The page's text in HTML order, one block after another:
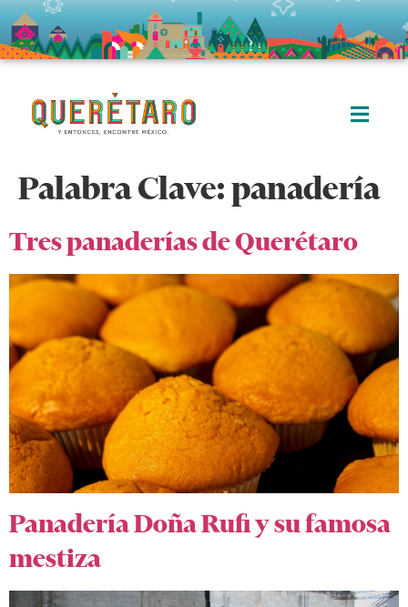
Palabra Clave:panadería
Tres panaderías de Querétaro
Panadería Doña Rufi y su famosa
mestiza